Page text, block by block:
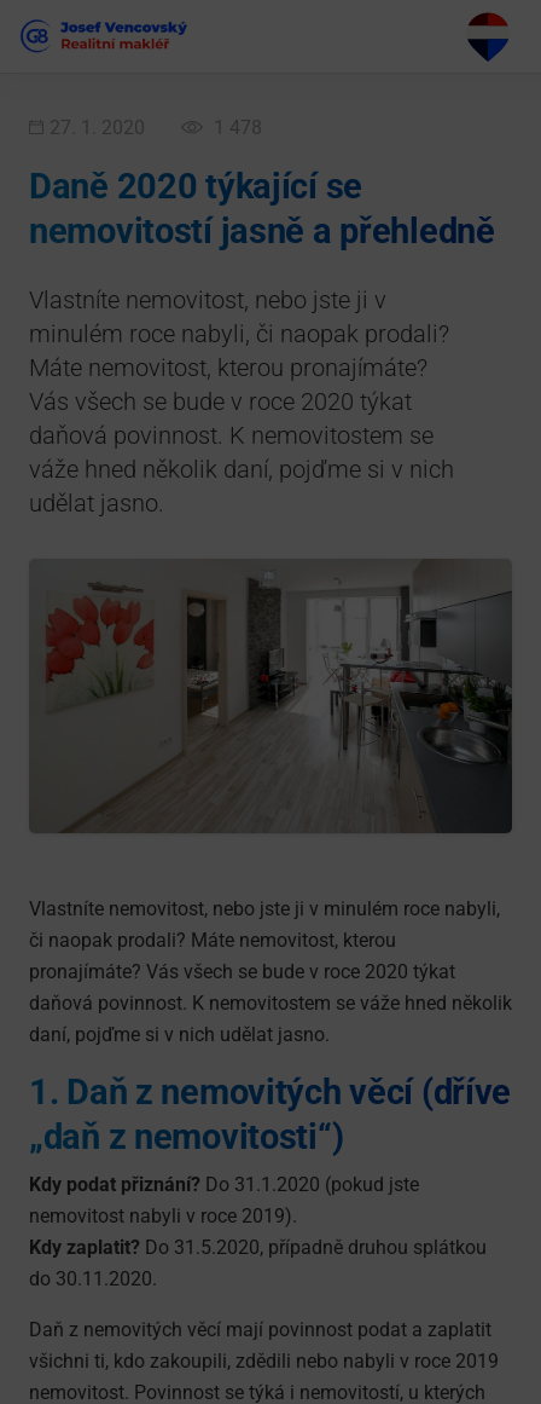
27. 1. 2020 1 478
Daně 2020 týkající se
nemovitostí jasně a přehledně
Vlastníte nemovitost, nebo jste ji v
minulém roce nabyli, či naopak prodali?
Máte nemovitost, kterou pronajímáte?
Vás všech se bude v roce 2020 týkat
daňová povinnost. K nemovitostem se
váže hned několik daní, pojďme si v nich
udělat jasno.
Vlastníte nemovitost, nebo jste ji v minulém roce nabyli,
či naopak prodali? Máte nemovitost, kterou
pronajímáte? Vás všech se bude v roce 2020 týkat
daňová povinnost. K nemovitostem se váže hned několik
daní, pojďme si v nich udělat jasno.
1. Daň z nemovitých věcí (dříve
„daň z nemovitosti“)
Kdy podat přiznání? Do 31.1.2020 (pokud jste
nemovitost nabyli v roce 2019).
Kdy zaplatit? Do 31.5.2020, případně druhou splátkou
do 30.11.2020.
Daň z nemovitých věcí mají povinnost podat a zaplatit
všichni ti, kdo zakoupili, zdědili nebo nabyli v roce 2019
nemovitost. Povinnost se týká i nemovitostí, u kterých